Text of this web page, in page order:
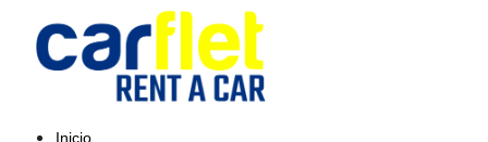
contenido
Inicio